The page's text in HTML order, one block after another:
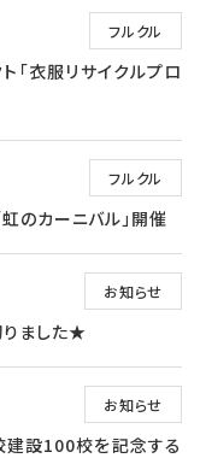
フルクル
「衣服リサイクルプロ
フルクル
のカーニバル」開催
お知らせ
りました★
お知らせ
建設100校を記念する